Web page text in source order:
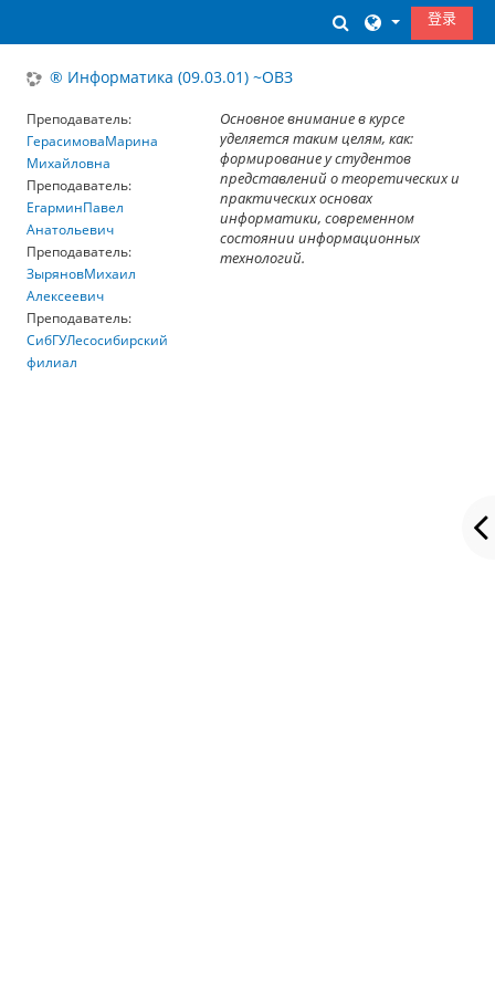
切换搜索输入
登录
® Информатика (09.03.01) ~ОВЗ
Основное внимание в курсе
уделяется таким целям, как:
формирование у студентов
представлений о теоретических и
практических основах
информатики, современном
состоянии информационных
технологий.
Преподаватель:
ГерасимоваМарина
Михайловна
Преподаватель:
ЕгарминПавел
Анатольевич
Преподаватель:
ЗыряновМихаил
Алексеевич
Преподаватель:
СибГУЛесосибирский
филиал